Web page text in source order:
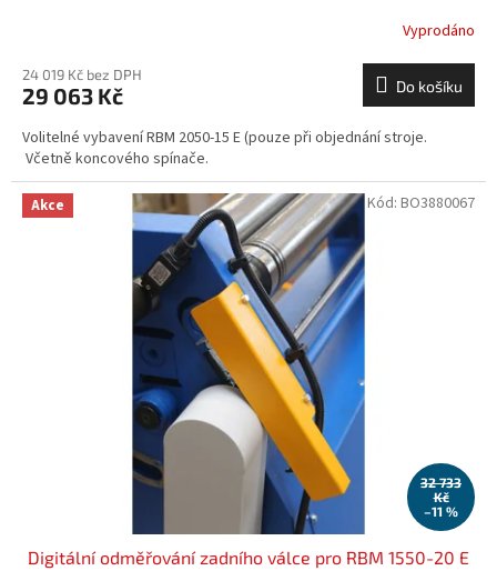
Vyprodáno
24 019 Kč bez DPH
29 063 Kč Do košíku
Volitelné vybavení RBM 2050-15 E (pouze při objednání stroje.
Včetně koncového spínače.
Akce
32 733
Kč
–11 %
Digitální odměřování zadního válce pro RBM 1550-20 E
Kód: BO3880067